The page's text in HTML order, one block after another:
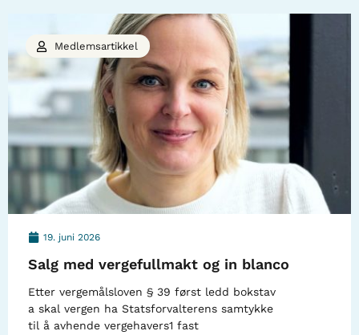
19. juni 2026
Salg med vergefullmakt og in blanco
Etter vergemålsloven § 39 først ledd bokstav
a skal vergen ha Statsforvalterens samtykke
til å avhende vergehavers1 fast
Medlemsartikkel